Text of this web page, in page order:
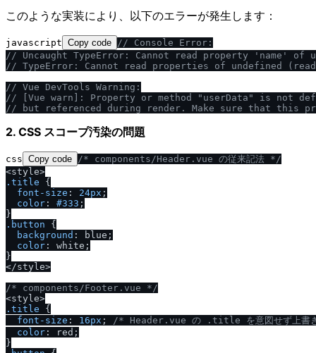
このような実装により、以下のエラーが発生します：
javascript Copy code / / Console Error:
/ / Uncaught TypeError: Cannot read property 'name' of
/ / TypeError: Cannot read properties of undefined
/ / Vue DevTools Warning:
/ / [Vue warn]: Property or method "userData" is not
/ / but referenced during render. Make sure that this
2. CSS スコープ汚染の問題
css Copy code /* components /Header.vue の従来記法 * /
.title {
font-size : 24px ;
color : #333 ;
.button {
background : blue;
color : white;
}
</style>
/* components /Footer.vue * /
.title {
font-size : 16px ; /* Header.vue の .title を意図せず上書
color : red;